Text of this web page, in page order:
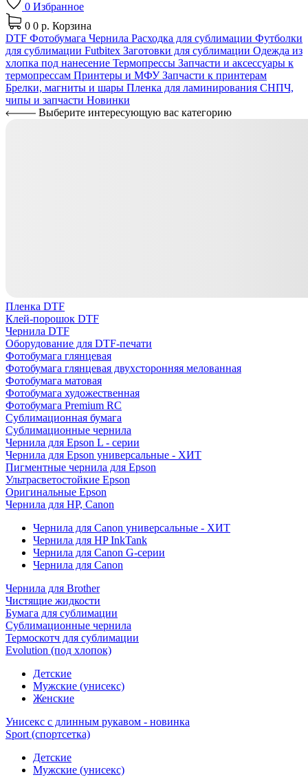
0 Избранное
0 0 р. Корзина
DTF Фотобумага Чернила Расходка для сублимации Футболки
для сублимации Futbitex Заготовки для сублимации Одежда из
хлопка под нанесение Термопрессы Запчасти и аксессуары к
термопрессам Принтеры и МФУЗапчасти к принтерам
Брелки, магниты и шары Пленка для ламинирования СНПЧ,
чипы и запчасти Новинки
Выберите интересующую вас категорию
Пленка DTF
Клей-порошок DTF
Чернила DTF
Оборудование для DTF-печати
Фотобумага глянцевая
Фотобумага глянцевая двухсторонняя мелованная
Фотобумага матовая
Фотобумага художественная
Фотобумага Premium RC
Сублимационная бумага
Сублимационные чернила
Чернила для Epson L - серии
Чернила для Epson универсальные - ХИТ
Пигментные чернила для Epson
Ультрасветостойкие Epson
Оригинальные Epson
Чернила для HP, Canon
Чернила для Canon универсальные - ХИТ
Чернила для HP InkTank
Чернила для Canon G-серии
Чернила для Canon
Чернила для Brother
Чистящие жидкости
Бумага для сублимации
Сублимационные чернила
Термоскотч для сублимации
Evolution (под хлопок)
Детские
Мужские (унисекс)
Женские
Унисекс с длинным рукавом - новинка
Sport (спортсетка)
Детские
Мужские (унисекс)